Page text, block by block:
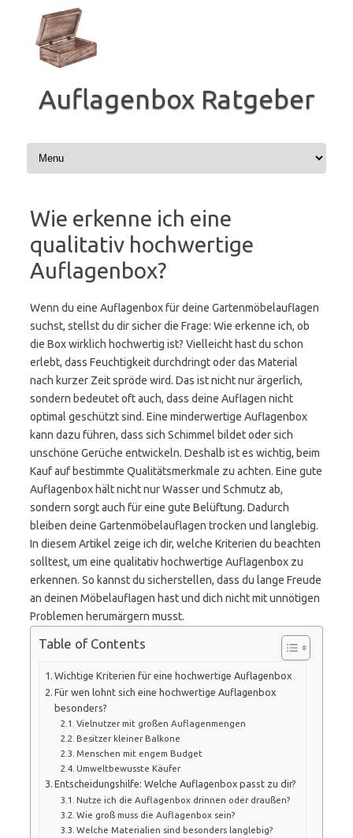
Inhalt
springen
Auflagenbox Ratgeber
Wie erkenne ich eine
qualitativ hochwertige
Auflagenbox?
Wenn du eine Auflagenbox für deine Gartenmöbelauflagen
suchst, stellst du dir sicher die Frage: Wie erkenne ich, ob
die Box wirklich hochwertig ist? Vielleicht hast du schon
erlebt, dass Feuchtigkeit durchdringt oder das Material
nach kurzer Zeit spröde wird. Das ist nicht nur ärgerlich,
sondern bedeutet oft auch, dass deine Auflagen nicht
optimal geschützt sind. Eine minderwertige Auflagenbox
kann dazu führen, dass sich Schimmel bildet oder sich
unschöne Gerüche entwickeln. Deshalb ist es wichtig, beim
Kauf auf bestimmte Qualitätsmerkmale zu achten. Eine gute
Auflagenbox hält nicht nur Wasser und Schmutz ab,
sondern sorgt auch für eine gute Belüftung. Dadurch
bleiben deine Gartenmöbelauflagen trocken und langlebig.
In diesem Artikel zeige ich dir, welche Kriterien du beachten
solltest, um eine qualitativ hochwertige Auflagenbox zu
erkennen. So kannst du sicherstellen, dass du lange Freude
an deinen Möbelauflagen hast und dich nicht mit unnötigen
Problemen herumärgern musst.
Table of Contents
Wichtige Kriterien für eine hochwertige Auflagenbox
Für wen lohnt sich eine hochwertige Auflagenbox
besonders?
Vielnutzer mit großen Auflagenmengen
Besitzer kleiner Balkone
Menschen mit engem Budget
Umweltbewusste Käufer
Entscheidungshilfe: Welche Auflagenbox passt zu dir?
Nutze ich die Auflagenbox drinnen oder draußen?
Wie groß muss die Auflagenbox sein?
Welche Materialien sind besonders langlebig?